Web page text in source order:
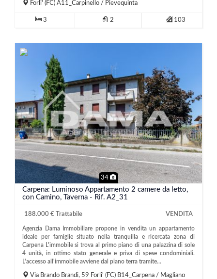
Forli' (FC) A11_Carpinello / Pievequinta
3 2 103
34
Carpena: Luminoso Appartamento 2 camere da letto,
con Camino, Taverna - Rif. A2_31
188.000 € Trattabile VENDITA
Agenzia Dama Immobiliare propone in vendita un appartamento
ideale per famiglie situato nella tranquilla e ricercata zona di
Carpena L'immobile si trova al primo piano di una palazzina di sole
4 unità, in ottimo stato generale e priva di spese condominiali.
L'accesso all'immobile avviene dal piano terra tramite...
Via Brando Brandi, 59 Forli' (FC) B14_Carpena / Magliano